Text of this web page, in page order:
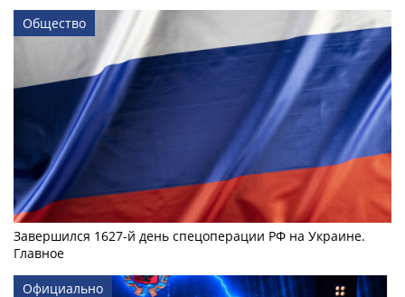
Общество
Завершился 1627-й день спецоперации РФ на Украине.
Главное
Официально